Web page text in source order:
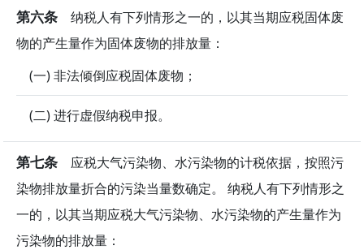
第六条 纳税人有下列情形之一的，以其当期应税固体废
物的产生量作为固体废物的排放量：
(一) 非法倾倒应税固体废物；
(二) 进行虚假纳税申报。
第七条 应税大气污染物、水污染物的计税依据，按照污
染物排放量折合的污染当量数确定。 纳税人有下列情形之
一的，以其当期应税大气污染物、水污染物的产生量作为
污染物的排放量：